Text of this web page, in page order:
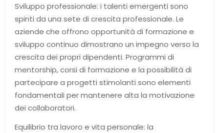
Sviluppo professionale: i talenti emergenti sono
spinti da una sete di crescita professionale. Le
aziende che offrono opportunità di formazione e
sviluppo continuo dimostrano un impegno verso la
crescita dei propri dipendenti. Programmi di
mentorship, corsi di formazione e la possibilità di
partecipare a progetti stimolanti sono elementi
fondamentali per mantenere alta la motivazione
dei collaboratori.
Equilibrio tra lavoro e vita personale: la